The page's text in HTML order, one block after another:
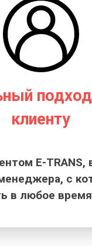
клиенту
E-TRANS,
с
в любое